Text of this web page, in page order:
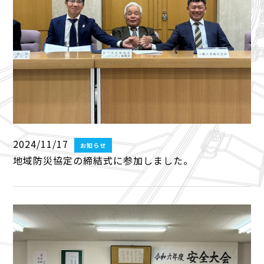
2024/11/17 お知らせ
地域防災協定の締結式に参加しました。